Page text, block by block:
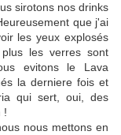
sirotons nos drinks
que j'ai
les yeux explosés
les verres sont
evitons le Lava
la derniere fois et
qui sert, oui, des
!
nous mettons en